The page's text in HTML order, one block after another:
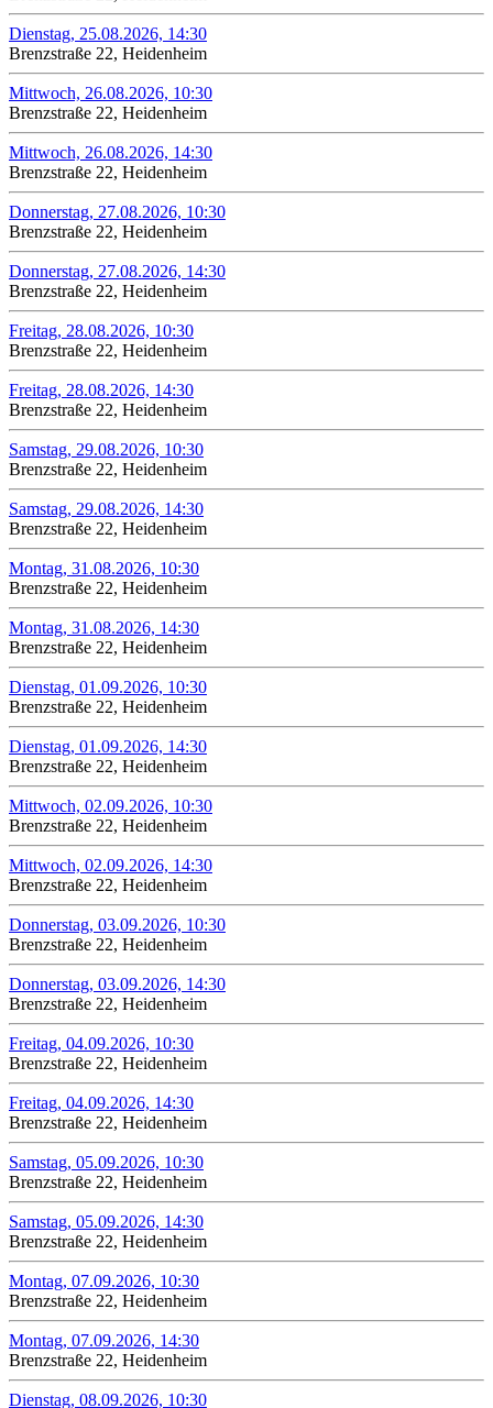
Dienstag, 25.08.2026, 14:30
Brenzstraße 22, Heidenheim
Mittwoch, 26.08.2026, 10:30
Brenzstraße 22, Heidenheim
Mittwoch, 26.08.2026, 14:30
Brenzstraße 22, Heidenheim
Donnerstag, 27.08.2026, 10:30
Brenzstraße 22, Heidenheim
Donnerstag, 27.08.2026, 14:30
Brenzstraße 22, Heidenheim
Freitag, 28.08.2026, 10:30
Brenzstraße 22, Heidenheim
Freitag, 28.08.2026, 14:30
Brenzstraße 22, Heidenheim
Samstag, 29.08.2026, 10:30
Brenzstraße 22, Heidenheim
Samstag, 29.08.2026, 14:30
Brenzstraße 22, Heidenheim
Montag, 31.08.2026, 10:30
Brenzstraße 22, Heidenheim
Montag, 31.08.2026, 14:30
Brenzstraße 22, Heidenheim
Dienstag, 01.09.2026, 10:30
Brenzstraße 22, Heidenheim
Dienstag, 01.09.2026, 14:30
Brenzstraße 22, Heidenheim
Mittwoch, 02.09.2026, 10:30
Brenzstraße 22, Heidenheim
Mittwoch, 02.09.2026, 14:30
Brenzstraße 22, Heidenheim
Donnerstag, 03.09.2026, 10:30
Brenzstraße 22, Heidenheim
Donnerstag, 03.09.2026, 14:30
Brenzstraße 22, Heidenheim
Freitag, 04.09.2026, 10:30
Brenzstraße 22, Heidenheim
Freitag, 04.09.2026, 14:30
Brenzstraße 22, Heidenheim
Samstag, 05.09.2026, 10:30
Brenzstraße 22, Heidenheim
Samstag, 05.09.2026, 14:30
Brenzstraße 22, Heidenheim
Montag, 07.09.2026, 10:30
Brenzstraße 22, Heidenheim
Montag, 07.09.2026, 14:30
Brenzstraße 22, Heidenheim
Dienstag, 08.09.2026, 10:30